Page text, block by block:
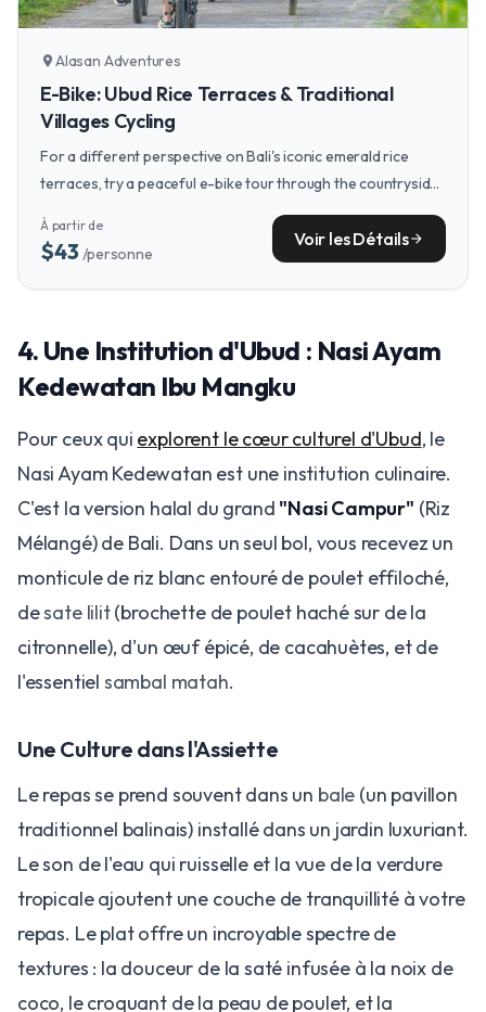
location_on Alasan Adventures
E-Bike: Ubud Rice Terraces & Traditional
Villages Cycling
For a different perspective on Bali's iconic emerald rice
terraces, try a peaceful e-bike tour through the countryside,
connecting with the island's natural rhythm.
À partir de
$43/personne
Voir les Détailsarrow_forward
4. Une Institution d'Ubud : Nasi Ayam
Kedewatan Ibu Mangku
Pour ceux qui explorent le cœur culturel d'Ubud, le
Nasi Ayam Kedewatan est une institution culinaire.
C'est la version halal du grand "Nasi Campur" (Riz
Mélangé) de Bali. Dans un seul bol, vous recevez un
monticule de riz blanc entouré de poulet effiloché,
desate lilit(brochette de poulet haché sur de la
citronnelle), d'un œuf épicé, de cacahuètes, et de
l'essentiel sambal matah.
Une Culture dans l'Assiette
Le repas se prend souvent dans un bale (un pavillon
traditionnel balinais) installé dans un jardin luxuriant.
Le son de l'eau qui ruisselle et la vue de la verdure
tropicale ajoutent une couche de tranquillité à votre
repas. Le plat offre un incroyable spectre de
textures : la douceur de la saté infusée à la noix de
coco, le croquant de la peau de poulet, et la